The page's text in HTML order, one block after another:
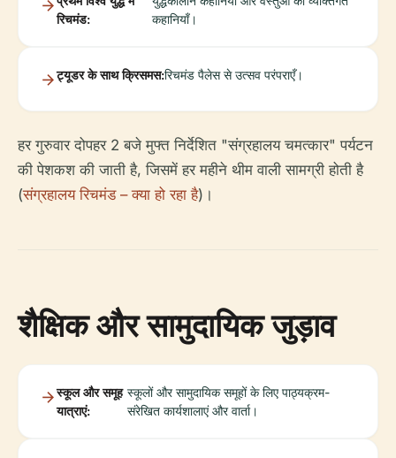
रिचमंड:
कहानियाँ।
ट्यूडर के साथ क्रिसमस:रिचमंड पैलेस से उत्सव परंपराएँ।
हर गुरुवार दोपहर 2 बजे मुफ्त निर्देशित "संग्रहालय चमत्कार" पर्यटन
की पेशकश की जाती है, जिसमें हर महीने थीम वाली सामग्री होती है
(संग्रहालय रिचमंड – क्या हो रहा है)।
शैक्षिक और सामुदायिक जुड़ाव
स्कूल और समूह
यात्राएं:
स्कूलों और सामुदायिक समूहों के लिए पाठ्यक्रम-
संरेखित कार्यशालाएं और वार्ता।